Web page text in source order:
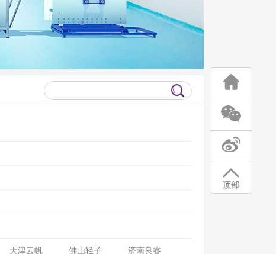
天津云帆 佛山轻子 济南良睿